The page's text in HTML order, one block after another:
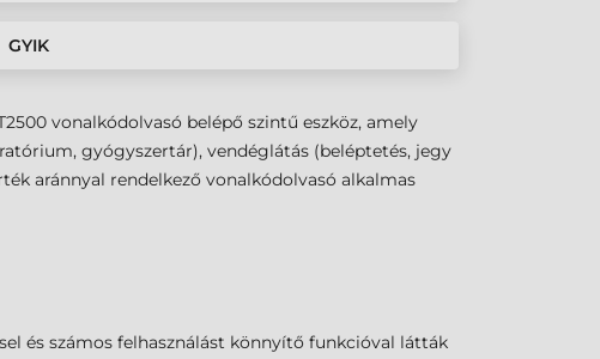
GYIK
vonalkódolvasó belépő szintű eszköz, amely
gyógyszertár), vendéglátás (beléptetés, jegy
aránnyal rendelkező vonalkódolvasó alkalmas
és számos felhasználást könnyítő funkcióval látták